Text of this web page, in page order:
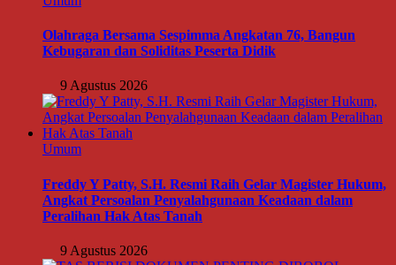
Olahraga Bersama Sespimma Angkatan 76, Bangun
Kebugaran dan Soliditas Peserta Didik
9 Agustus 2026
Umum
Freddy Y Patty, S.H. Resmi Raih Gelar Magister Hukum,
Angkat Persoalan Penyalahgunaan Keadaan dalam
Peralihan Hak Atas Tanah
9 Agustus 2026